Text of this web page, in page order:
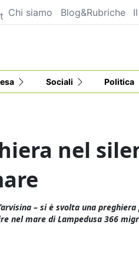
Chi siamo Blog&Rubriche
Sociali Politica
nel
– si è svolta una
nel mare di Lampedusa 366